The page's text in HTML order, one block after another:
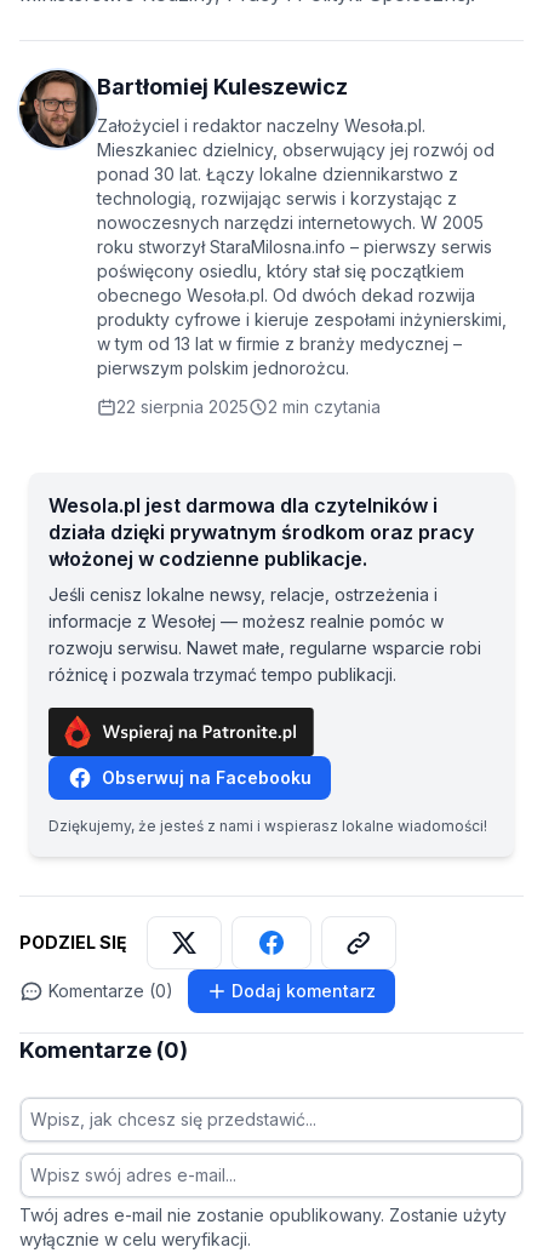
Bartłomiej Kuleszewicz
Założyciel i redaktor naczelny Wesoła.pl.
Mieszkaniec dzielnicy, obserwujący jej rozwój od
ponad 30 lat. Łączy lokalne dziennikarstwo z
technologią, rozwijając serwis i korzystając z
nowoczesnych narzędzi internetowych. W 2005
roku stworzył StaraMilosna.info – pierwszy serwis
poświęcony osiedlu, który stał się początkiem
obecnego Wesoła.pl. Od dwóch dekad rozwija
produkty cyfrowe i kieruje zespołami inżynierskimi,
w tym od 13 lat w firmie z branży medycznej –
pierwszym polskim jednorożcu.
22 sierpnia 2025
2 min czytania
Wesola.pl jest darmowa dla czytelników i
działa dzięki prywatnym środkom oraz pracy
włożonej w codzienne publikacje.
Jeśli cenisz lokalne newsy, relacje, ostrzeżenia i
informacje z Wesołej — możesz realnie pomóc w
rozwoju serwisu. Nawet małe, regularne wsparcie robi
różnicę i pozwala trzymać tempo publikacji.
Obserwuj na Facebooku
Dziękujemy, że jesteś z nami i wspierasz lokalne wiadomości!
PODZIEL SIĘ
Komentarze (0) Dodaj komentarz
Komentarze (0)
Twój adres e-mail nie zostanie opublikowany. Zostanie użyty
wyłącznie w celu weryfikacji.